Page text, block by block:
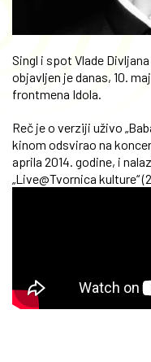
Singl i spot Vlade
objavljen je danas, 10.
frontmena Idola.
Reč je o verziji uživo
kinom odsvirao na
aprila 2014. godine, i
„Live@Tvornica kulture“